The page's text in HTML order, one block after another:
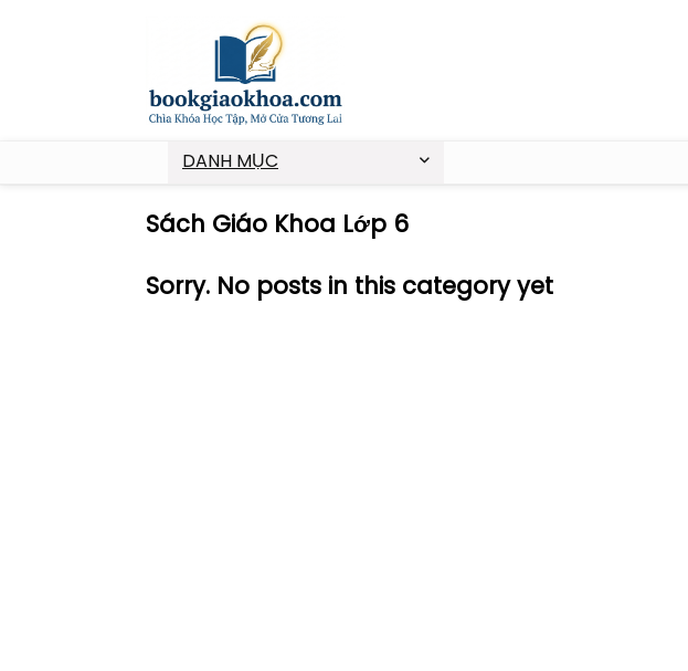
DANH MỤC
Sách Giáo Khoa Lớp 6
Sorry. No posts in this category yet